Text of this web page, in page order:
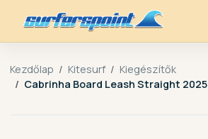
Kezdőlap Kitesurf
Kiegészítők
Cabrinha Board Leash Straight 2025